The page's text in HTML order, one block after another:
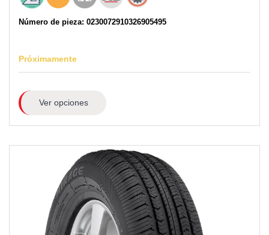
Número de pieza: 0230072910326905495
Próximamente
Ver opciones